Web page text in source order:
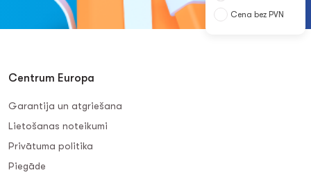
Cena bez PVN
Centrum Europa
Garantija un atgriešana
Lietošanas noteikumi
Privātuma politika
Piegāde